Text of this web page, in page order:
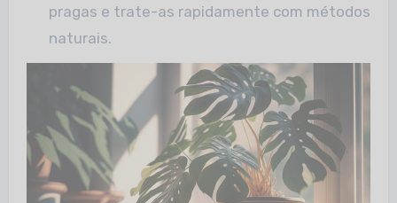
pragas e trate-as rapidamente com métodos
naturais.